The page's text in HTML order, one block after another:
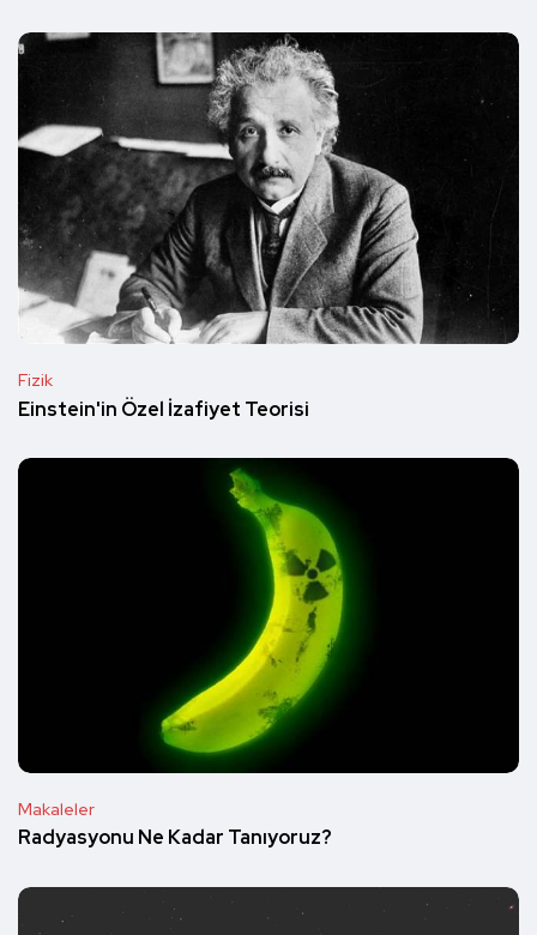
Fizik
Einstein'in Özel İzafiyet Teorisi
Makaleler
Radyasyonu Ne Kadar Tanıyoruz?